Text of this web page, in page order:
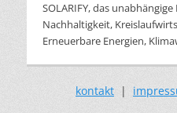
SOLARIFY, das
Nachhaltigkeit,
Erneuerbare Energien,
kontakt |